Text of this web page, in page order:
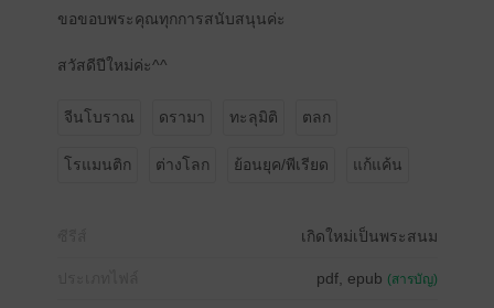
ขอขอบพระคุณทุกการสนับสนุนค่ะ
สวัสดีปีใหม่ค่ะ^^
จีนโบราณ ดรามา ทะลุมิติ ตลก
โรแมนติก ต่างโลก ย้อนยุค/พีเรียด แก้แค้น
เกิดใหม่เป็นพระสนม
pdf, epub (สารบัญ)